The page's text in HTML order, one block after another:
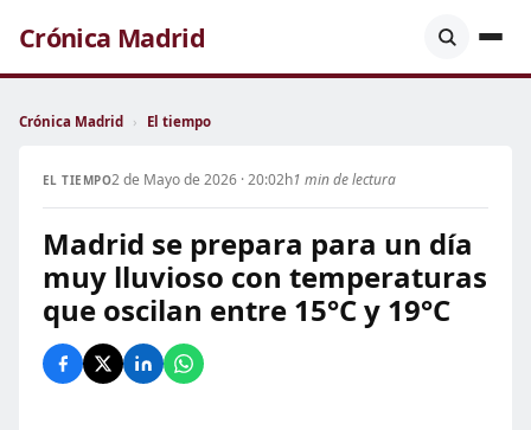
Crónica Madrid
Crónica Madrid › El tiempo
EL TIEMPO2 de Mayo de 2026 · 20:02h1 min de lectura
Madrid se prepara para un día
muy lluvioso con temperaturas
que oscilan entre 15°C y 19°C